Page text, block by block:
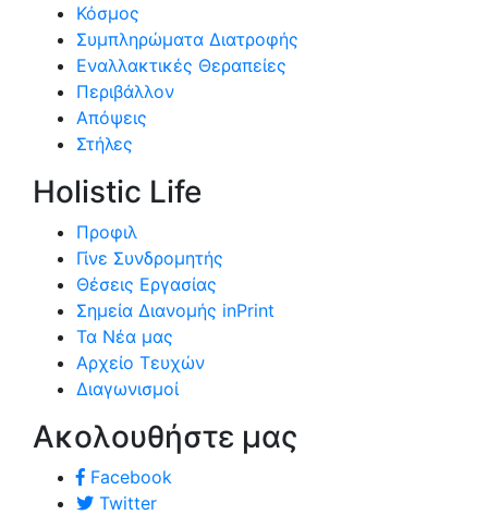
Κόσμος
Συμπληρώματα Διατροφής
Εναλλακτικές Θεραπείες
Περιβάλλον
Απόψεις
Στήλες
Holistic Life
Προφιλ
Γίνε Συνδρομητής
Θέσεις Εργασίας
Σημεία Διανομής inPrint
Τα Νέα μας
Αρχείο Τευχών
Διαγωνισμοί
Ακολουθήστε μας
Facebook
Twitter